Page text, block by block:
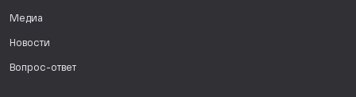
Медиа
Новости
Вопрос-ответ